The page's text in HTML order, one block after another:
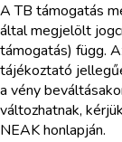
A TB támogatás
által megjelölt
támogatás) függ.
tájékoztató
a vény
változhatnak,
NEAK honlapján.